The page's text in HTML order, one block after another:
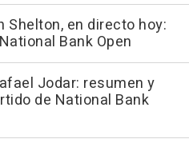
Shelton, en directo hoy:
Bank Open
Jodar: resumen y
de National Bank